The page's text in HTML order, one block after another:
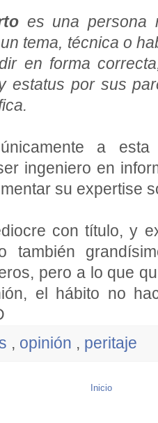
es una persona
tema, técnica o
en forma
estatus por sus
a
ingeniero en
su expertise
con título, y
también
pero a lo que
el hábito no
, opinión , peritaje
Inicio